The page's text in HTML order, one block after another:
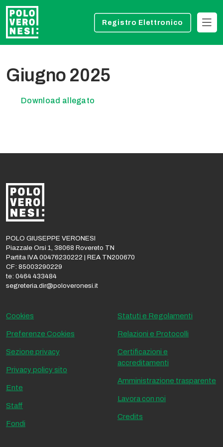
Registro Elettronico
Giugno 2025
Download allegato
POLO GIUSEPPE VERONESI
Piazzale Orsi 1, 38068 Rovereto TN
Partita IVA 00476230222 | REA TN200670
CF: 85003290229
te: 0464 433484
segreteria.dir@poloveronesi.it
Cookies
Preferenze Cookies
Sezione privacy
Privacy policy sito
Ente
Staff
Fondi
Statuti e Regolamenti
Relazioni e Protocolli
Certificazioni e
accreditamenti
Amministrazione trasparente
Lavora con noi
Credits